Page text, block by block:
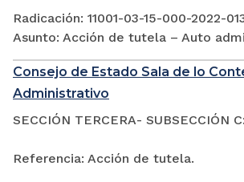
Radicación: 11001-03-15-000-2022-
Asunto: Acción de tutela – Auto
Consejo de Estado Sala de lo
Administrativo
SECCIÓN TERCERA- SUBSECCIÓN C:
Referencia: Acción de tutela.